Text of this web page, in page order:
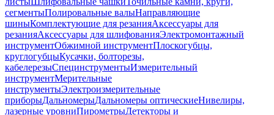
сегментыПолировальные валыНаправляющие
шиныКомплектующие для резанияАксессуары для
резанияАксессуары для шлифованияЭлектромонтажный
инструментОбжимной инструментПлоскогубцы,
круглогубцыКусачки, болторезы,
кабелерезыСпецинструментыИзмерительный
инструментМерительные
инструментыЭлектроизмерительные
приборыДальномерыДальномеры оптическиеНивелиры,
лазерные уровниПирометрыДетекторы и